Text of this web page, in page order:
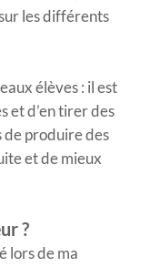
les différents
élèves : il est
et d’en tirer des
de produire des
et de mieux
?
lors de ma